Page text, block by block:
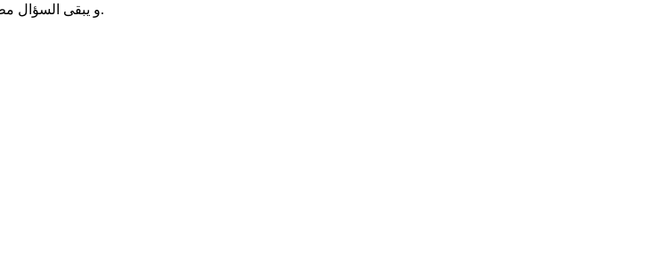
و يبقى السؤال مطروحا: هل سيبرئ القاضي الزوجة الخائنة ثانية ؟ أم سيضطر إلى إقرار ذنبها، وإدانتها هذه المرة؟.